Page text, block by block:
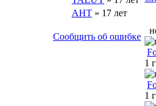
АНТ » 17 лет
Сообщить об ошибке
1
1